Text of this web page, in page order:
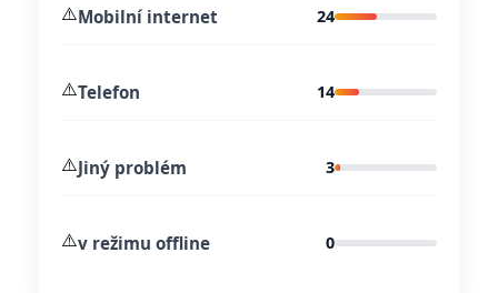
⚠️Mobilní internet 24
⚠️Telefon 14
⚠️Jiný problém 3
⚠️v režimu offline 0